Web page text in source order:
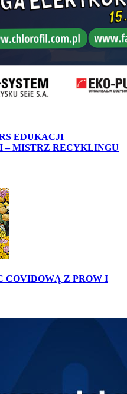
EDUKACJI
– MISTRZ RECYKLINGU
COVIDOWĄ Z PROW I